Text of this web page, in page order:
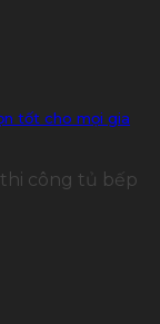
tốt cho mọi gia
công tủ bếp